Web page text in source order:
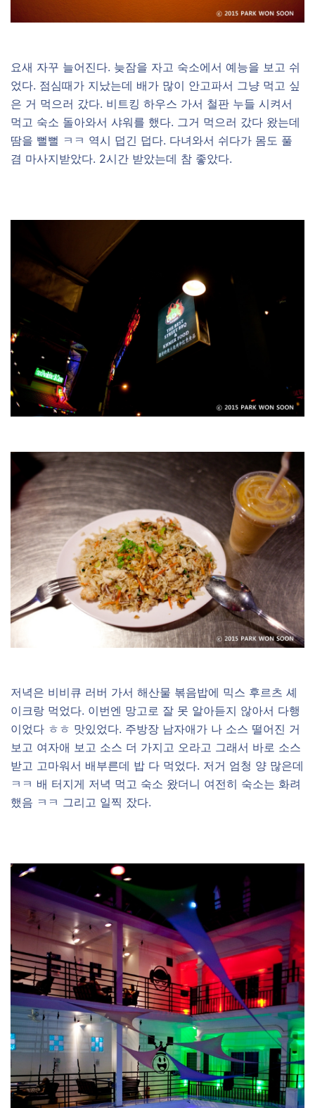
요새 자꾸 늘어진다. 늦잠을 자고 숙소에서 예능을 보고 쉬
었다. 점심때가 지났는데 배가 많이 안고파서 그냥 먹고 싶
은 거 먹으러 갔다. 비트킹 하우스 가서 철판 누들 시켜서
먹고 숙소 돌아와서 샤워를 했다. 그거 먹으러 갔다 왔는데
땀을 뻘뻘 ㅋㅋ 역시 덥긴 덥다. 다녀와서 쉬다가 몸도 풀
겸 마사지받았다. 2시간 받았는데 참 좋았다.
저녁은 비비큐 러버 가서 해산물 볶음밥에 믹스 후르츠 셰
이크랑 먹었다. 이번엔 망고로 잘 못 알아듣지 않아서 다행
이었다 ㅎㅎ 맛있었다. 주방장 남자애가 나 소스 떨어진 거
보고 여자애 보고 소스 더 가지고 오라고 그래서 바로 소스
받고 고마워서 배부른데 밥 다 먹었다. 저거 엄청 양 많은데
ㅋㅋ 배 터지게 저녁 먹고 숙소 왔더니 여전히 숙소는 화려
했음 ㅋㅋ 그리고 일찍 잤다.